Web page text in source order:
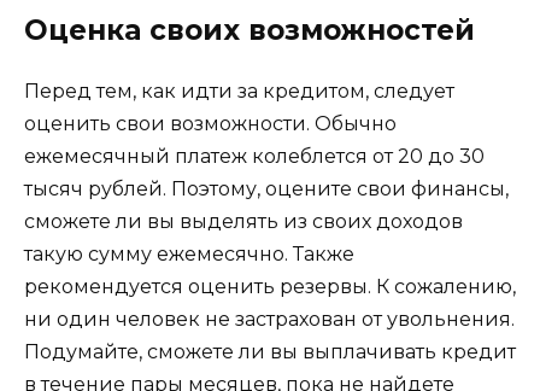
Оценка своих возможностей
Перед тем, как идти за кредитом, следует
оценить свои возможности. Обычно
ежемесячный платеж колеблется от 20 до 30
тысяч рублей. Поэтому, оцените свои финансы,
сможете ли вы выделять из своих доходов
такую сумму ежемесячно. Также
рекомендуется оценить резервы. К сожалению,
ни один человек не застрахован от увольнения.
Подумайте, сможете ли вы выплачивать кредит
в течение пары месяцев, пока не найдете